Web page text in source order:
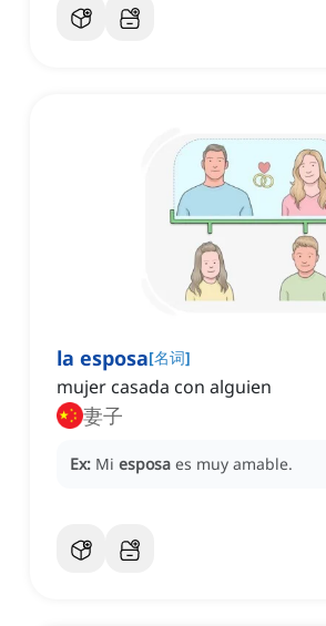
la esposa[名词]
mujer casada con alguien
妻子
Ex: Mi esposa es muy amable.